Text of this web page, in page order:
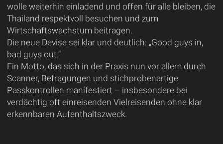
wolle weiterhin einladend und offen für alle bleiben, die
Thailand respektvoll besuchen und zum
Wirtschaftswachstum beitragen.
Die neue Devise sei klar und deutlich: „Good guys in,
bad guys out.“
Ein Motto, das sich in der Praxis nun vor allem durch
Scanner, Befragungen und stichprobenartige
Passkontrollen manifestiert – insbesondere bei
verdächtig oft einreisenden Vielreisenden ohne klar
erkennbaren Aufenthaltszweck.